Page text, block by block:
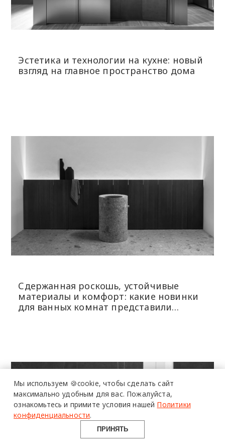
Эстетика и технологии на кухне: новый
взгляд на главное пространство дома
Сдержанная роскошь, устойчивые
материалы и комфорт: какие новинки
для ванных комнат представили
про дизайн
и архитектуру
в Telegram канале
Design Mate
Мы используем 🍪cookie, чтобы сделать сайт
максимально удобным для вас. Пожалуйста,
ознакомьтесь и примите условия нашей Политики
конфиденциальности.
ПРИНЯТЬ